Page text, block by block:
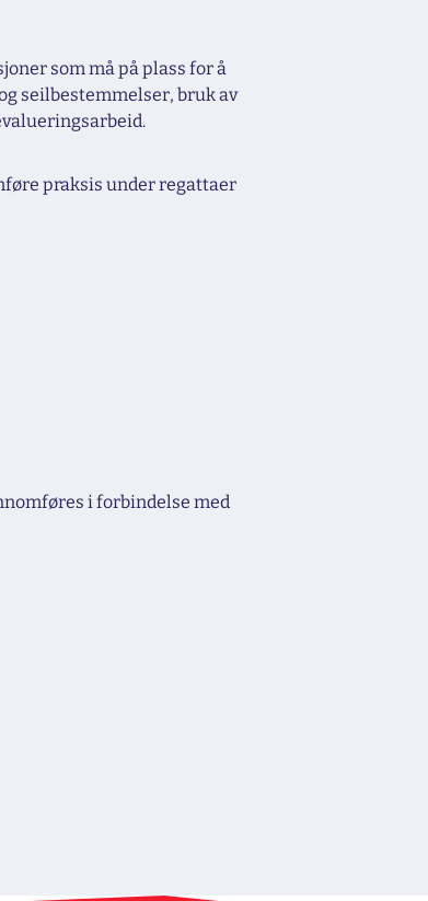
som må på plass for å
seilbestemmelser, bruk av
praksis under regattaer
i forbindelse med